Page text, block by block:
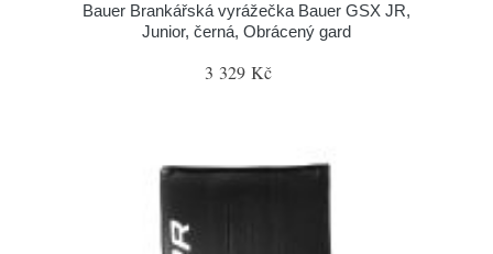
Bauer Brankářská vyrážečka Bauer GSX JR,
Junior, černá, Obrácený gard
3 329 Kč